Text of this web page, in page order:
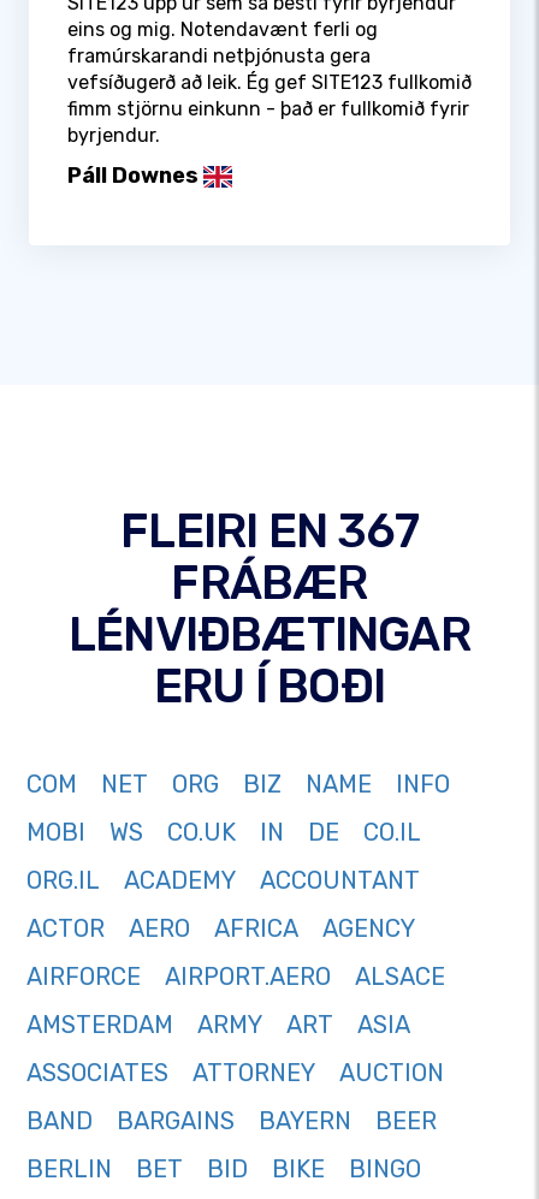
eins og mig. Notendavænt ferli og
framúrskarandi netþjónusta gera
vefsíðugerð að leik. Ég gef SITE123 fullkomið
fimm stjörnu einkunn - það er fullkomið fyrir
byrjendur.
Páll Downes
FLEIRI EN 367
FRÁBÆR
LÉNVIÐBÆTINGAR
ERU Í BOÐI
COM NET ORG BIZ NAME
INFO
MOBI
WS CO.UK IN DE
CO.IL
ORG.IL
ACADEMY
ACCOUNTANT
ACTOR
AERO AFRICA
AGENCY
AIRFORCE
AIRPORT.AERO
ALSACE
AMSTERDAM
ARMY ART
ASIA
ASSOCIATES
ATTORNEY
AUCTION
BAND
BARGAINS BAYERN
BEER
BERLIN
BET BID BIKE
BINGO